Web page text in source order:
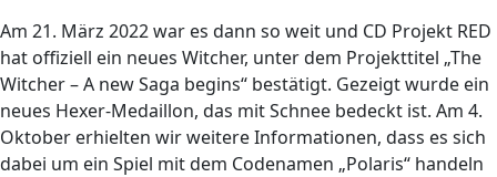
Am 21. März 2022 war es dann so weit und CD Projekt RED
hat offiziell ein neues Witcher, unter dem Projekttitel „The
Witcher – A new Saga begins“ bestätigt. Gezeigt wurde ein
neues Hexer-Medaillon, das mit Schnee bedeckt ist. Am 4.
Oktober erhielten wir weitere Informationen, dass es sich
dabei um ein Spiel mit dem Codenamen „Polaris“ handeln